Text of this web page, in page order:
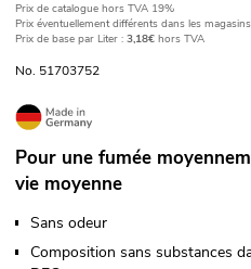
Prix de catalogue hors TVA 19%
Prix éventuellement différents dans les
Prix de base par Liter : 3,18€ hors TVA
No. 51703752
Pour une fumée
vie moyenne
Sans odeur
Composition sans substances